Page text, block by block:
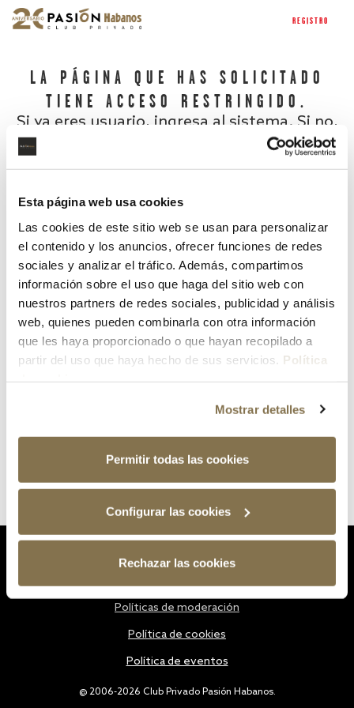
Esta página web usa cookies
Las cookies de este sitio web se usan para personalizar
el contenido y los anuncios, ofrecer funciones de redes
sociales y analizar el tráfico. Además, compartimos
información sobre el uso que haga del sitio web con
nuestros partners de redes sociales, publicidad y análisis
web, quienes pueden combinarla con otra información
que les haya proporcionado o que hayan recopilado a
partir del uso que haya hecho de sus servicios. Política
Mostrar detalles
Permitir todas las cookies
Configurar las cookies
Rechazar las cookies
REGISTRO
LA PÁGINA QUE HAS SOLICITADO
TIENE ACCESO RESTRINGIDO.
Si ya eres usuario, ingresa al sistema. Si no,
¿Has olvidado tu contraseña?
@ 2006-2026 Club Privado Pasión Habanos.
Políticas de moderación
Política de cookies
Política de eventos